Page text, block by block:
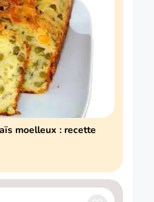
moelleux : recette